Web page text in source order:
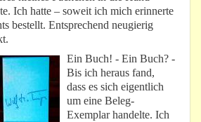
Ich hatte – soweit ich mich erinnerte
bestellt. Entsprechend neugierig
Ein Buch! - Ein Buch? -
Bis ich heraus fand,
dass es sich eigentlich
um eine Beleg-
Exemplar handelte. Ich